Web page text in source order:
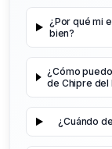
¿Por qué mi
bien?
¿Cómo
de Chipre del
¿Cuándo